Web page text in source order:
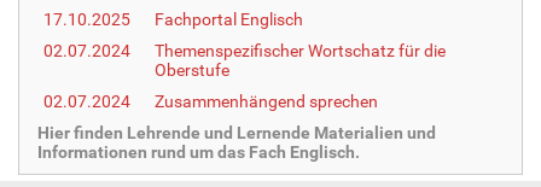
17.10.2025
Fachportal Englisch
02.07.2024
Themenspezifischer Wortschatz für die
Oberstufe
02.07.2024
Zusammenhängend sprechen
Hier finden Lehrende und Lernende Materialien und
Informationen rund um das Fach Englisch.